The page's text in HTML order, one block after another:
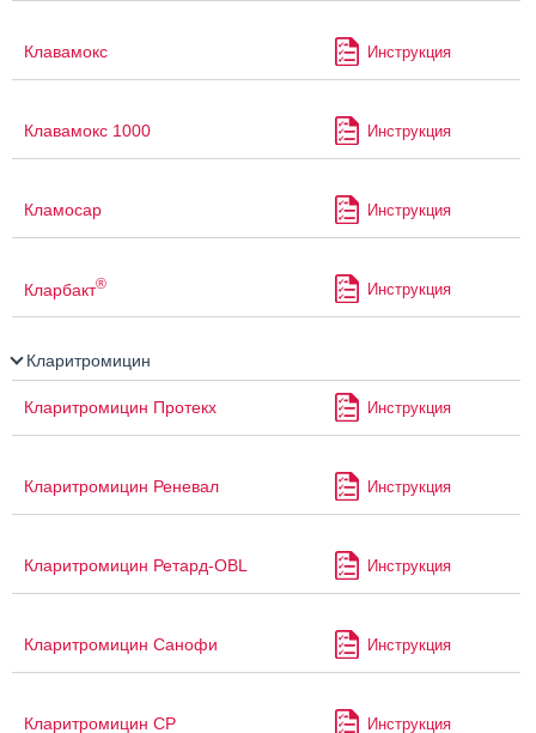
Клавамокс Инструкция
Клавамокс 1000 Инструкция
Кламосар Инструкция
Кларбакт® Инструкция
Кларитромицин
Кларитромицин Протекх Инструкция
Кларитромицин Реневал Инструкция
Кларитромицин Ретард-OBL Инструкция
Кларитромицин Санофи Инструкция
Кларитромицин СР Инструкция